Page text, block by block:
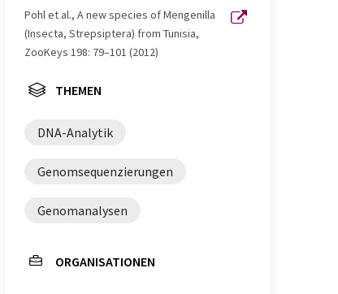
Pohl et al., A new species of Mengenilla
(Insecta, Strepsiptera) from Tunisia,
ZooKeys 198: 79–101 (2012)
THEMEN
DNA-Analytik
Genomsequenzierungen
Genomanalysen
ORGANISATIONEN